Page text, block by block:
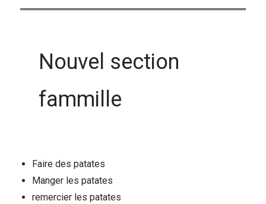
Nouvel section
fammille
Faire des patates
Manger les patates
remercier les patates